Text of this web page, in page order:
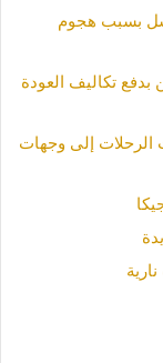
بسبب هجوم
تكاليف العودة
إلى وجهات